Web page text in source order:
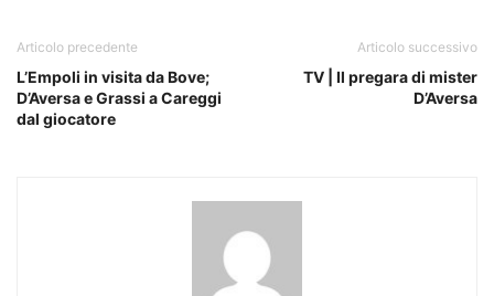
Articolo precedente
L’Empoli in visita da Bove;
D’Aversa e Grassi a Careggi
dal giocatore
Articolo successivo
TV | Il pregara di mister
D’Aversa